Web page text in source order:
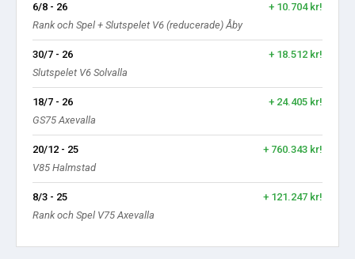
6/8 - 26
+ 10.704 kr!
Rank och Spel + Slutspelet V6 (reducerade) Åby
30/7 - 26
+ 18.512 kr!
Slutspelet V6 Solvalla
18/7 - 26
+ 24.405 kr!
GS75 Axevalla
20/12 - 25
+ 760.343 kr!
V85 Halmstad
8/3 - 25
+ 121.247 kr!
Rank och Spel V75 Axevalla